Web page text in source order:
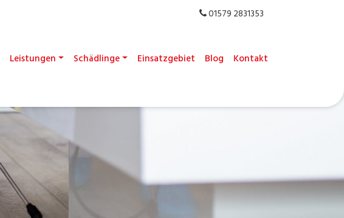
01579 2831353
Leistungen Schädlinge Einsatzgebiet Blog Kontakt